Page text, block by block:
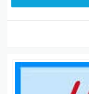
دفعك بواسطة
في إعادة